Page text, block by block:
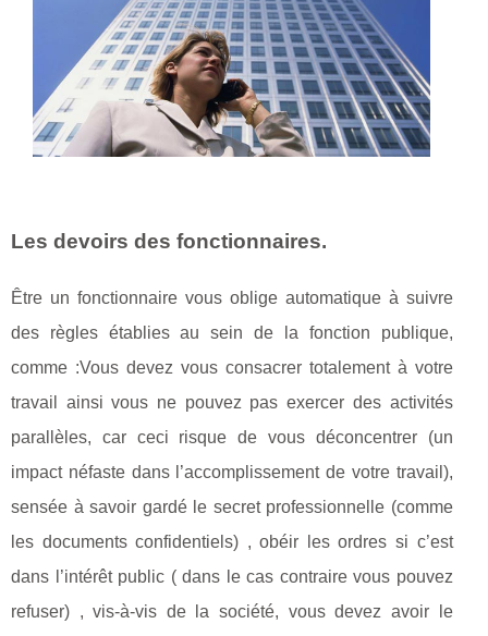
Les devoirs des fonctionnaires.
Être un fonctionnaire vous oblige automatique à suivre
des règles établies au sein de la fonction publique,
comme :Vous devez vous consacrer totalement à votre
travail ainsi vous ne pouvez pas exercer des activités
parallèles, car ceci risque de vous déconcentrer (un
impact néfaste dans l’accomplissement de votre travail),
sensée à savoir gardé le secret professionnelle (comme
les documents confidentiels) , obéir les ordres si c’est
dans l’intérêt public ( dans le cas contraire vous pouvez
refuser) , vis-à-vis de la société, vous devez avoir le